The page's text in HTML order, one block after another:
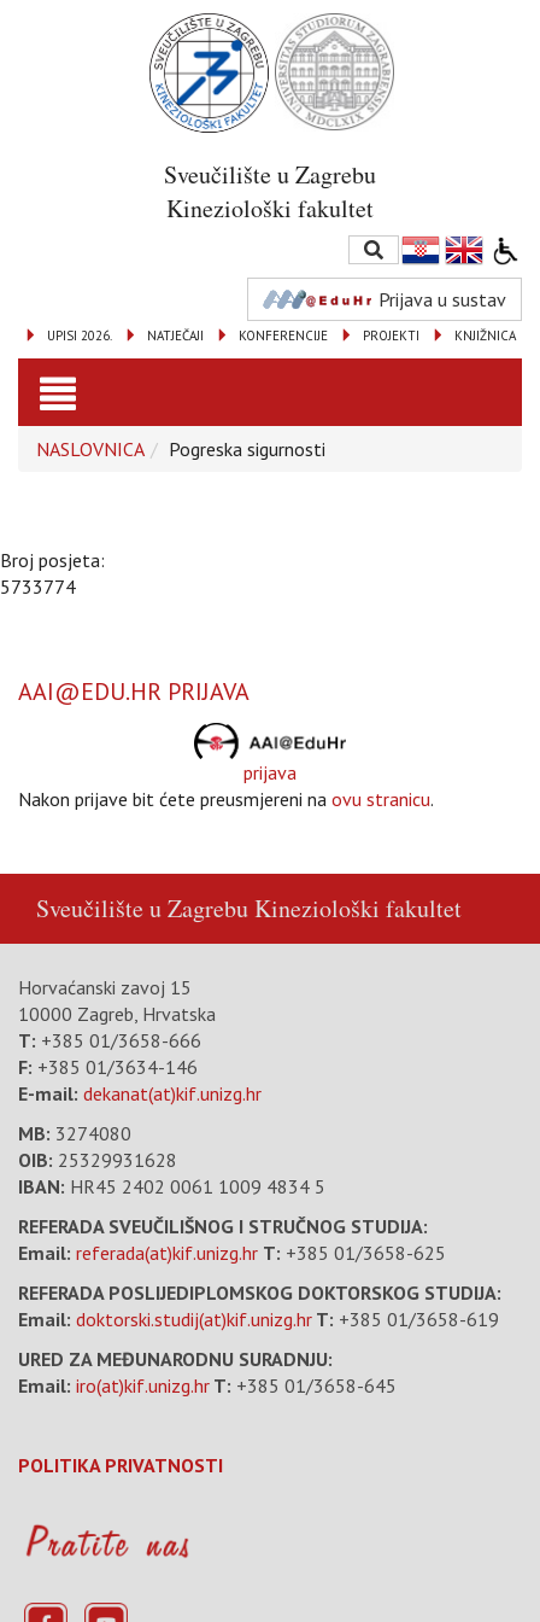
Sveučilište u Zagrebu
Kineziološki fakultet
Prijava u sustav
KNJIŽNICA
PROJEKTI
KONFERENCIJE
NATJEČAJI
UPISI 2026.
Toggle
navigation
NASLOVNICA Pogreska sigurnosti
Broj posjeta:
5733774
AAI@EDU.HR PRIJAVA
prijava
Nakon prijave bit ćete preusmjereni na ovu stranicu.
Sveučilište u ZagrebuKineziološki fakultet
Horvaćanski zavoj 15
10000 Zagreb, Hrvatska
T: +385 01/3658-666
F: +385 01/3634-146
E-mail: dekanat(at)kif.unizg.hr
MB: 3274080
OIB: 25329931628
IBAN: HR45 2402 0061 1009 4834 5
REFERADA SVEUČILIŠNOG I STRUČNOG STUDIJA:
Email: referada(at)kif.unizg.hr T: +385 01/3658-625
REFERADA POSLIJEDIPLOMSKOG DOKTORSKOG STUDIJA:
Email: doktorski.studij(at)kif.unizg.hr T: +385 01/3658-619
URED ZA MEĐUNARODNU SURADNJU:
Email: iro(at)kif.unizg.hr T: +385 01/3658-645
POLITIKA PRIVATNOSTI